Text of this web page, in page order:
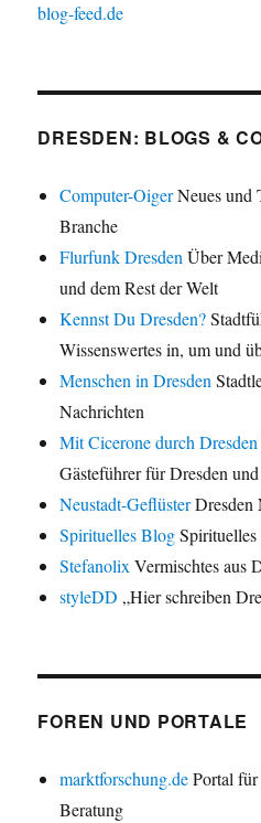
blog-feed.de
DRESDEN: BLOGS &
Computer-OigerNeues und
Branche
Flurfunk Dresden Über
und dem Rest der Welt
Kennst Du Dresden?
Wissenswertes in, um und
Menschen in Dresden
Nachrichten
Mit Cicerone durch Dresden
Gästeführer für Dresden
Neustadt-GeflüsterDresden
Spirituelles Blog
Stefanolix Vermischtes aus
styleDD „Hier schreiben
FOREN UND PORTALE
marktforschung.dePortal
Beratung